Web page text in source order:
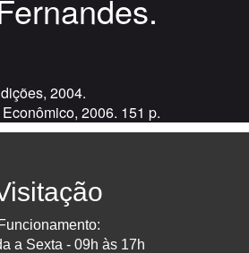
2004.
2006. 151 p.
Funcionamento:
a Sexta - 09h às 17h